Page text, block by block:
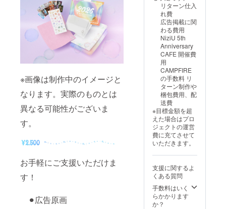
※画像は制作中のイメージと
なります。実際のものとは
異なる可能性がございま
す。
お手軽にご支援いただけま
す！
⚫︎広告原画
セージ
日送信
させて
いただ
く
フォー
ご記入
いただ
く形と
なりま
リターン仕入
れ費
広告掲載に関
わる費用
NiziU 5th
Anniversary
CAFE 開催費
用
CAMPFIRE
の手数料 リ
ターン制作や
梱包費用、配
送費
※目標金額を超
えた場合はプロ
ジェクトの運営
費に充てさせて
いただきます。
支援に関するよ
くある質問
手数料はいく
らかかります
か？